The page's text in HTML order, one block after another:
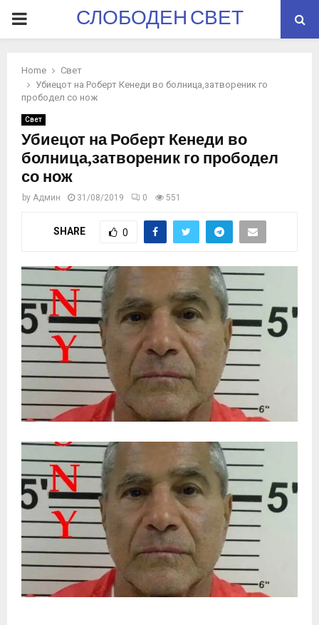
PRIMARYСЛОБОДЕН СВЕТ
Home
Свет
Убиецот на Роберт Кенеди во болница,затвореник го
прободел со нож
Свет
Убиецот на Роберт Кенеди во
болница,затвореник го прободел
со нож
by Админ 31/08/2019 0 551
SHARE 0